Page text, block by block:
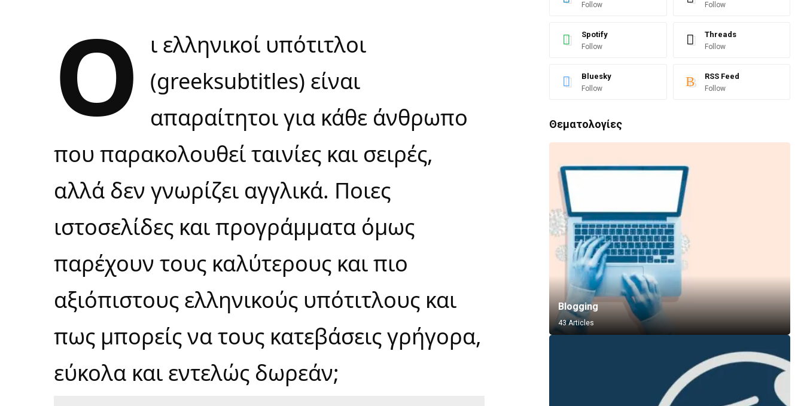
Ο
ι ελληνικοί υπότιτλοι
(greeksubtitles) είναι
απαραίτητοι για κάθε άνθρωπο
που παρακολουθεί ταινίες και σειρές,
αλλά δεν γνωρίζει αγγλικά. Ποιες
ιστοσελίδες και προγράμματα όμως
παρέχουν τους καλύτερους και πιο
αξιόπιστους ελληνικούς υπότιτλους και
πως μπορείς να τους κατεβάσεις γρήγορα,
εύκολα και εντελώς δωρεάν;
Follow Follow
Spotify
Follow
Threads
Follow
Bluesky
Follow
RSS Feed
Follow
Θεματολογίες
Blogging
43 Articles